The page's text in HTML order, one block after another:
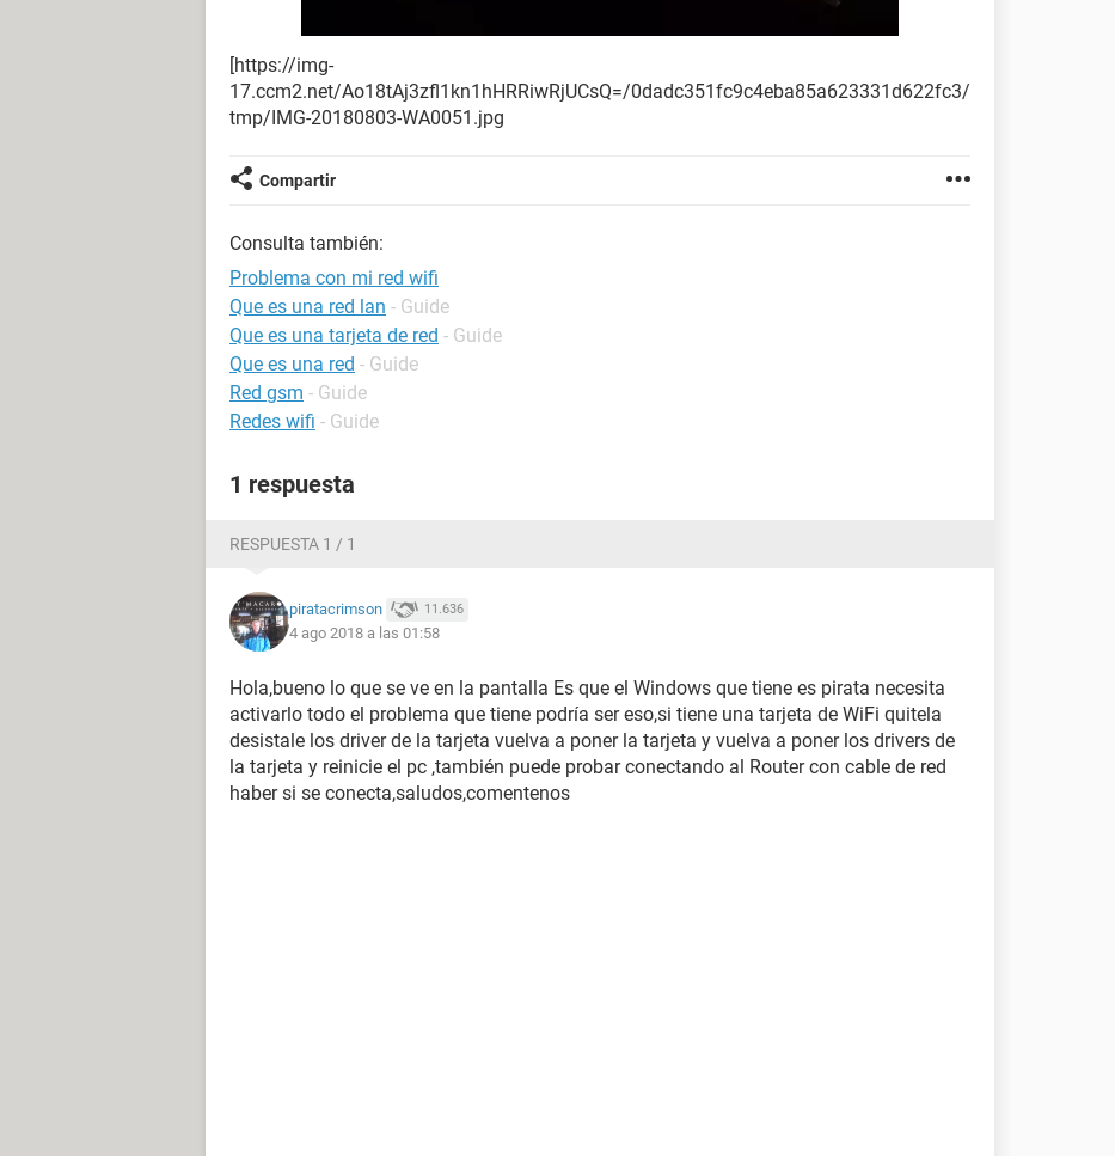
[https://img-
17.ccm2.net/Ao18tAj3zfl1kn1hHRRiwRjUCsQ=/0dadc351fc9c4eba85a623331d622fc3/
tmp/IMG-20180803-WA0051.jpg
Compartir
Consulta también:
Problema con mi red wifi
Que es una red lan - Guide
Que es una tarjeta de red - Guide
Que es una red - Guide
Red gsm - Guide
Redes wifi - Guide
1 respuesta
RESPUESTA 1 / 1
piratacrimson 11.636
4 ago 2018 a las 01:58
Hola,bueno lo que se ve en la pantalla Es que el Windows que tiene es pirata necesita
activarlo todo el problema que tiene podría ser eso,si tiene una tarjeta de WiFi quitela
desistale los driver de la tarjeta vuelva a poner la tarjeta y vuelva a poner los drivers de
la tarjeta y reinicie el pc ,también puede probar conectando al Router con cable de red
haber si se conecta,saludos,comentenos